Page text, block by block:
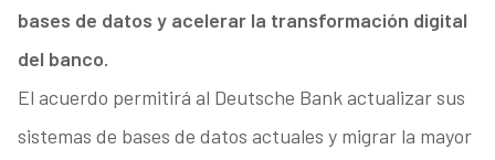
bases de datos y acelerar la transformación digital
del banco.
El acuerdo permitirá al Deutsche Bank actualizar sus
sistemas de bases de datos actuales y migrar la mayor